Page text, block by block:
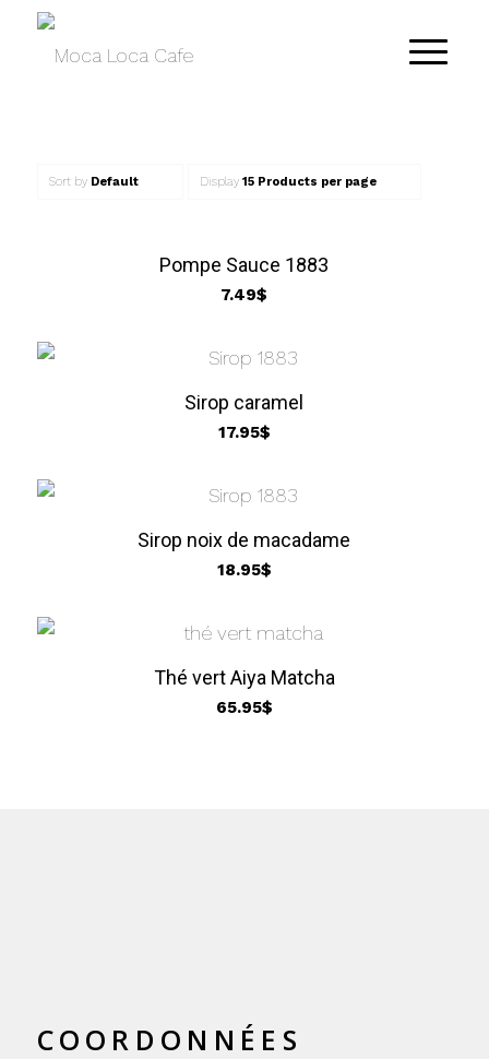
Sort by Default Display 15 Products per page
Pompe Sauce 1883
7.49$
Sirop caramel
17.95$
Sirop noix de macadame
18.95$
Thé vert Aiya Matcha
65.95$
COORDONNÉES